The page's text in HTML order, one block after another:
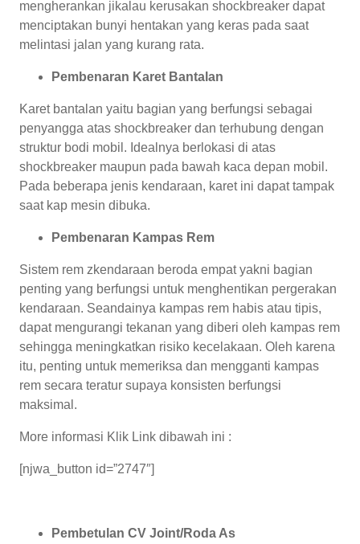
mengherankan jikalau kerusakan shockbreaker dapat
menciptakan bunyi hentakan yang keras pada saat
melintasi jalan yang kurang rata.
Pembenaran Karet Bantalan
Karet bantalan yaitu bagian yang berfungsi sebagai
penyangga atas shockbreaker dan terhubung dengan
struktur bodi mobil. Idealnya berlokasi di atas
shockbreaker maupun pada bawah kaca depan mobil.
Pada beberapa jenis kendaraan, karet ini dapat tampak
saat kap mesin dibuka.
Pembenaran Kampas Rem
Sistem rem zkendaraan beroda empat yakni bagian
penting yang berfungsi untuk menghentikan pergerakan
kendaraan. Seandainya kampas rem habis atau tipis,
dapat mengurangi tekanan yang diberi oleh kampas rem
sehingga meningkatkan risiko kecelakaan. Oleh karena
itu, penting untuk memeriksa dan mengganti kampas
rem secara teratur supaya konsisten berfungsi
maksimal.
More informasi Klik Link dibawah ini :
[njwa_button id=”2747″]
Pembetulan CV Joint/Roda As